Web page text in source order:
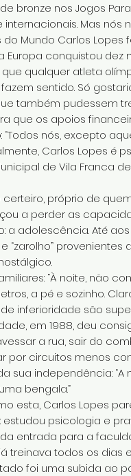
bronze nos Jogos
Mas nós
Mundo Carlos
conquistou
qualquer atleta
sentido. Só
também pudessem
que os apoios
nós, excepto
Carlos Lopes é
de Vila Franca
próprio de
a perder as
adolescência. Até
provenientes
“À noite, não
a pé e sozinho.
inferioridade são
em 1988, deu
a rua, sair do
circuitos menos
independência:
bengala.”
esta, Carlos Lopes
psicologia e
entrada para a
treinava todos os dias
foi uma subida ao